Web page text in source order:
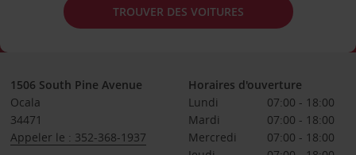
TROUVER DES VOITURES
1506 South Pine Avenue
Ocala
34471
Appeler le : 352-368-1937
Horaires d'ouverture
Lundi
07:00 - 18:00
Mardi
07:00 - 18:00
Mercredi
07:00 - 18:00